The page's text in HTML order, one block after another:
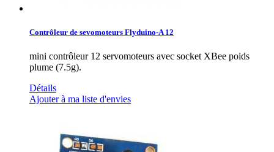
Contrôleur de sevomoteurs Flyduino-A 12
mini contrôleur 12 servomoteurs avec socket XBee poids
plume (7.5g).
Détails
Ajouter à ma liste d'envies